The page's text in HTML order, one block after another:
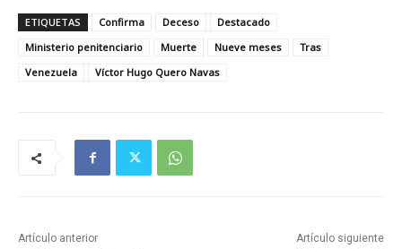
ETIQUETAS Confirma Deceso
Destacado
Ministerio penitenciario
Muerte Nueve meses
Tras
Venezuela
Víctor Hugo Quero Navas
Artículo anterior Artículo siguiente